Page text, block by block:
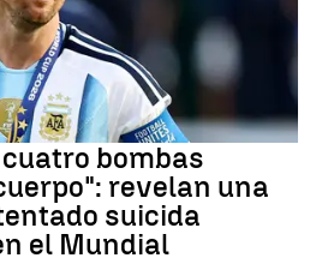
bombas
revelan una
suicida
el Mundial